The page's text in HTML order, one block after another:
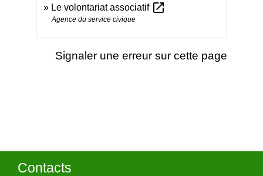
Le volontariat associatif open_in_new
Agence du service civique
Signaler une erreur sur cette page
Contacts